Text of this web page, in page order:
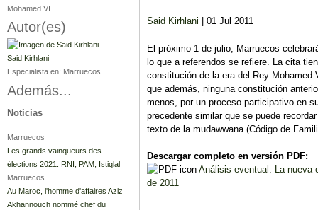
Said Kirhlani | 01 Jul 2011
El próximo 1 de julio, Marruecos
lo que a referendos se refiere. La cita
constitución de la era del Rey
que además, ninguna constitución
menos, por un proceso participativo en
precedente similar que se puede
texto de la mudawwana (Código de
Descargar completo en versión PDF:
Análisis eventual: La nueva
de 2011
Mohamed VI
Autor(es)
Said Kirhlani
Especialista en: Marruecos
Además...
Noticias
Marruecos
Les grands vainqueurs des
élections 2021: RNI, PAM, Istiqlal
Marruecos
Au Maroc, l'homme d'affaires Aziz
Akhannouch nommé chef du